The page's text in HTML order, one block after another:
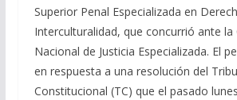
Superior Penal Especializada en
Interculturalidad, que concurrió ante la
Nacional de Justicia Especializada. El
en respuesta a una resolución del
Constitucional (TC) que el pasado